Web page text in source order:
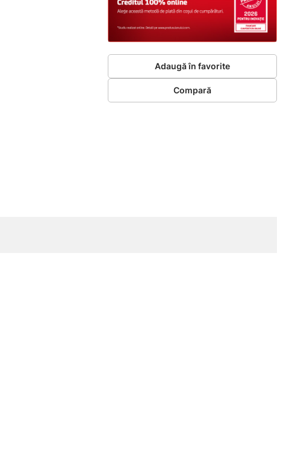
Adaugă în favorite
Compară